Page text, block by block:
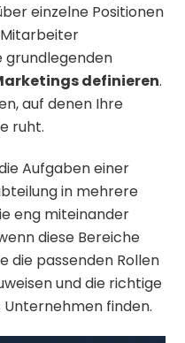
einzelne Positionen
grundlegenden
definieren.
auf denen Ihre
ruht.
Aufgaben einer
in mehrere
eng miteinander
diese Bereiche
die passenden Rollen
und die richtige
finden.